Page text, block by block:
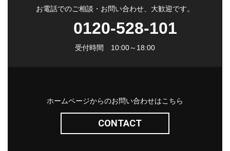
お電話でのご相談・お問い合わせ、大歓迎です。
0120-528-101
受付時間 10:00～18:00
ホームページからのお問い合わせはこちら
CONTACT